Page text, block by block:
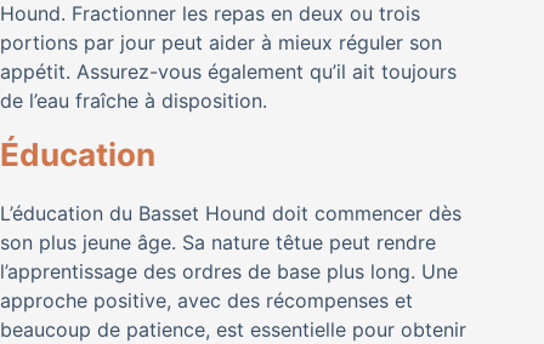
Hound. Fractionner les repas en deux ou trois
portions par jour peut aider à mieux réguler son
appétit. Assurez-vous également qu’il ait toujours
de l’eau fraîche à disposition.
Éducation
L’éducation du Basset Hound doit commencer dès
son plus jeune âge. Sa nature têtue peut rendre
l’apprentissage des ordres de base plus long. Une
approche positive, avec des récompenses et
beaucoup de patience, est essentielle pour obtenir